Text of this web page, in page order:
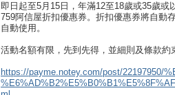
即日起至5月15日，年滿12至18歲或35歲
759阿信屋折扣優惠券。折扣優惠券將自動
自動使用。
活動名額有限，先到先得，並細則及條款
https://payme.notey.com/post/22197950/